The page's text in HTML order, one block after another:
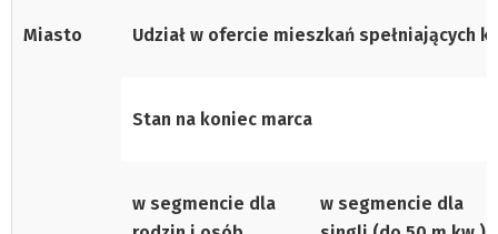
Miasto Udział w ofercie mieszkań spełniających
Stan na koniec marca
w segmencie dla
w segmencie dla